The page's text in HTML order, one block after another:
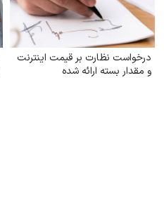
درخواست نظارت بر قیمت اینترنت
و مقدار بسته ارائه شده